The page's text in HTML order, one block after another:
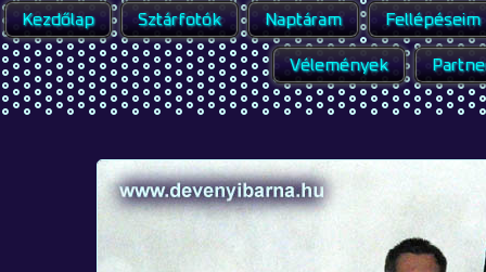
Kezdőlap Sztárfotók Naptáram Fellépéseim
Vélemények